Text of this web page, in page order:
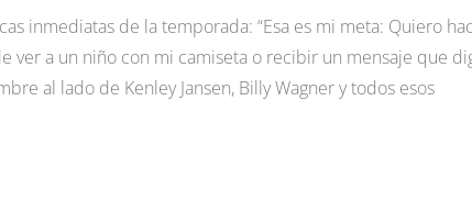
inmediatas de la temporada: “Esa es mi meta: Quiero
ver a un niño con mi camiseta o recibir un mensaje que
al lado de Kenley Jansen, Billy Wagner y todos esos